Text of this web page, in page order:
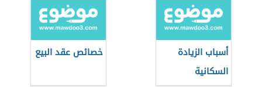
أسباب الزيادة
السكانية
خصائص عقد البيع